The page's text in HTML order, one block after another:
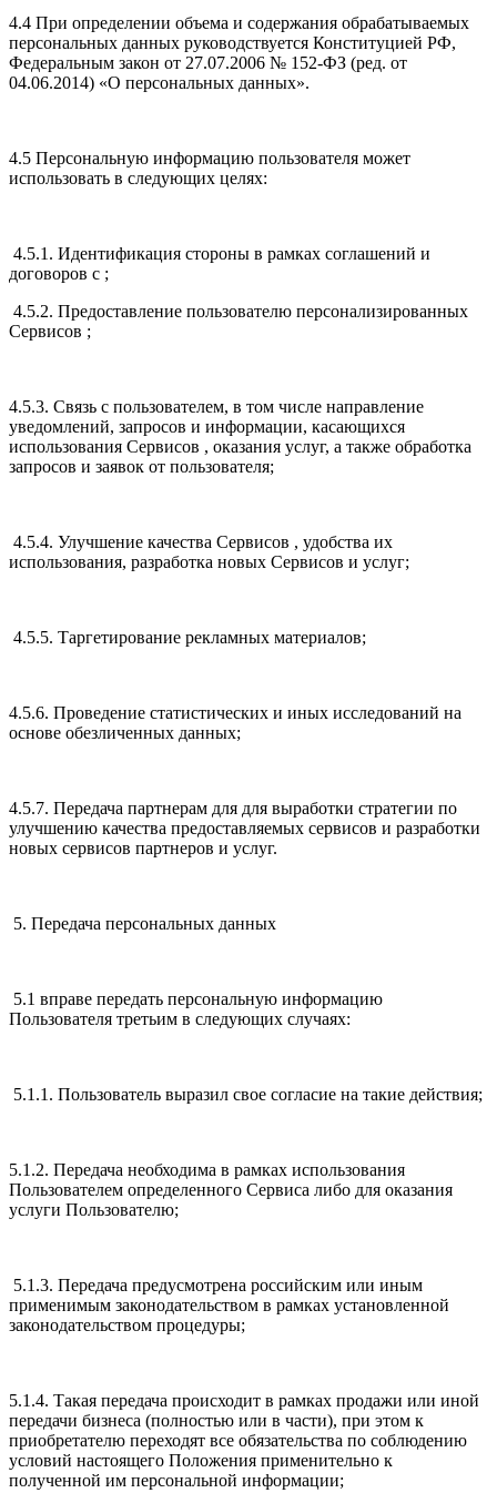
4.4 При определении объема и содержания обрабатываемых
персональных данных руководствуется Конституцией РФ,
Федеральным закон от 27.07.2006 № 152-ФЗ (ред. от
04.06.2014) «О персональных данных».
4.5 Персональную информацию пользователя может
использовать в следующих целях:
4.5.1. Идентификация стороны в рамках соглашений и
договоров с ;
4.5.2. Предоставление пользователю персонализированных
Сервисов ;
4.5.3. Связь с пользователем, в том числе направление
уведомлений, запросов и информации, касающихся
использования Сервисов , оказания услуг, а также обработка
запросов и заявок от пользователя;
4.5.4. Улучшение качества Сервисов , удобства их
использования, разработка новых Сервисов и услуг;
4.5.5. Таргетирование рекламных материалов;
4.5.6. Проведение статистических и иных исследований на
основе обезличенных данных;
4.5.7. Передача партнерам для для выработки стратегии по
улучшению качества предоставляемых сервисов и разработки
новых сервисов партнеров и услуг.
5. Передача персональных данных
5.1 вправе передать персональную информацию
Пользователя третьим в следующих случаях:
5.1.1. Пользователь выразил свое согласие на такие действия;
5.1.2. Передача необходима в рамках использования
Пользователем определенного Сервиса либо для оказания
услуги Пользователю;
5.1.3. Передача предусмотрена российским или иным
применимым законодательством в рамках установленной
законодательством процедуры;
5.1.4. Такая передача происходит в рамках продажи или иной
передачи бизнеса (полностью или в части), при этом к
приобретателю переходят все обязательства по соблюдению
условий настоящего Положения применительно к
полученной им персональной информации;